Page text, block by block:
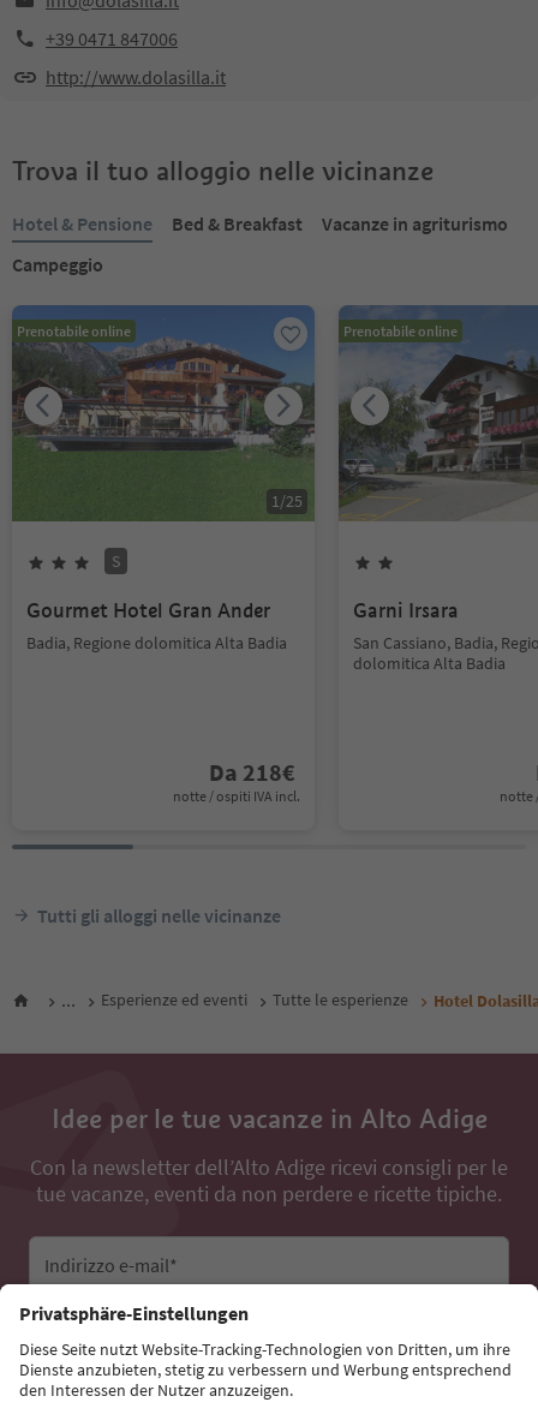
+39 0471 847006
http://www.dolasilla.it
Trova il tuo alloggio nelle vicinanze
Hotel & Pensione Bed & Breakfast
Vacanze in agriturismo
Campeggio
Prenotabile online
1/25
S
Gourmet Hotel Gran Ander
Badia, Regione dolomitica Alta Badia
Da 218€
notte / ospiti IVA incl.
Prenotabile online
Garni Irsara
San Cassiano, Badia,
dolomitica Alta Badia
notte
Tutti gli alloggi nelle vicinanze
... Esperienze ed eventi Tutte le esperienze Hotel
Idee per le tue vacanze in Alto Adige
Con la newsletter dell’Alto Adige ricevi consigli per le
tue vacanze, eventi da non perdere e ricette tipiche.
Indirizzo e-mail*
Iscriviti alla newsletter